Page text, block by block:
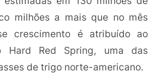
milhões a mais que no mês
crescimento é atribuído ao
Hard Red Spring, uma das
de trigo norte-americano.